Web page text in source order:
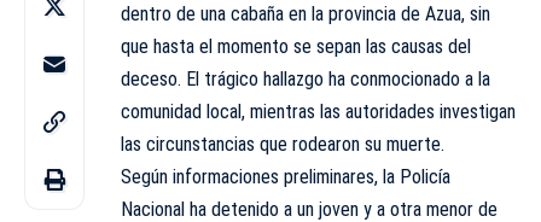
dentro de una cabaña en la provincia de Azua, sin
que hasta el momento se sepan las causas del
deceso. El trágico hallazgo ha conmocionado a la
comunidad local, mientras las autoridades investigan
las circunstancias que rodearon su muerte.
Según informaciones preliminares, la Policía
Nacional ha detenido a un joven y a otra menor de